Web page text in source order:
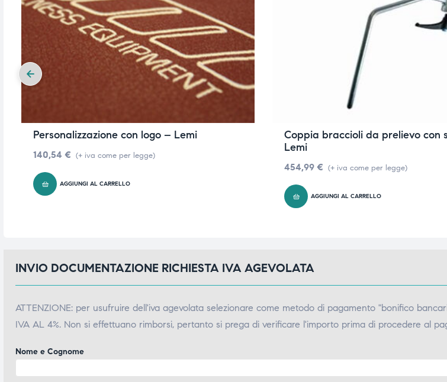
Personalizzazione con logo – Lemi
140,54 € (+ iva come per legge)
AGGIUNGI AL CARRELLO
Coppia braccioli da prelievo con
Lemi
454,99 € (+ iva come per legge)
AGGIUNGI AL CARRELLO
INVIO DOCUMENTAZIONE RICHIESTA IVA AGEVOLATA
ATTENZIONE: per usufruire dell'iva agevolata selezionare come metodo di pagamento "bonifico
IVA AL 4%. Non si effettuano rimborsi, pertanto si prega di verificare l'importo prima di procedere al
Nome e Cognome